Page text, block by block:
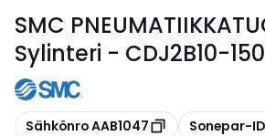
SMC
Sylinteri - CDJ2B10-
Kopioi
Sähkönro AAB1047 Kopioi
Sonepar-